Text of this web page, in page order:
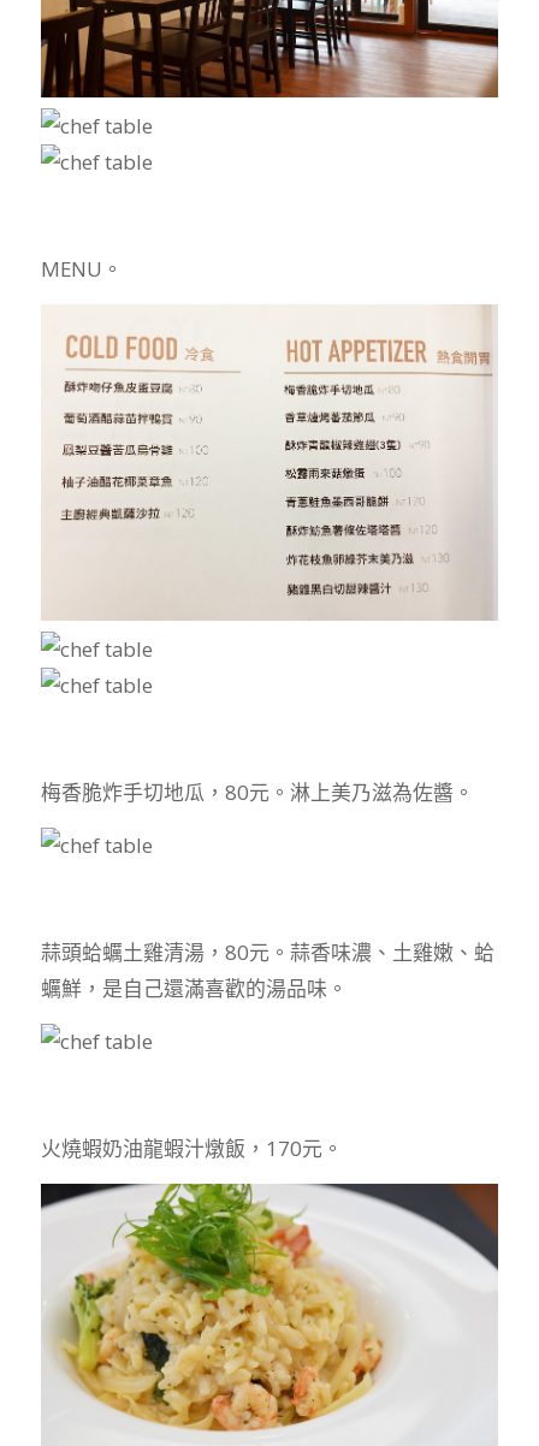
MENU。
梅香脆炸手切地瓜，80元。淋上美乃滋為佐醬。
蒜頭蛤蠣土雞清湯，80元。蒜香味濃、土雞嫩、蛤
蠣鮮，是自己還滿喜歡的湯品味。
火燒蝦奶油龍蝦汁燉飯，170元。